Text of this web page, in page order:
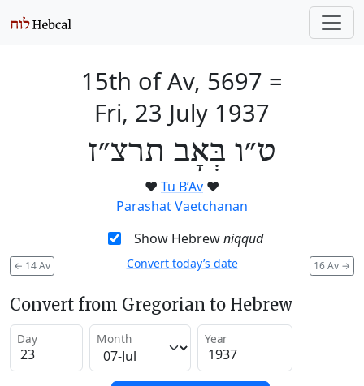
15th of Av, 5697 =
Fri, 23 July 1937
ט״ו בְּאָב תרצ״ז
❤️ Tu B’Av ❤️
Parashat Vaetchanan
Show Hebrewniqqud
← 14 Av 16 Av →
Convert today’s date
Convert from Gregorian to Hebrew
Day Month Year